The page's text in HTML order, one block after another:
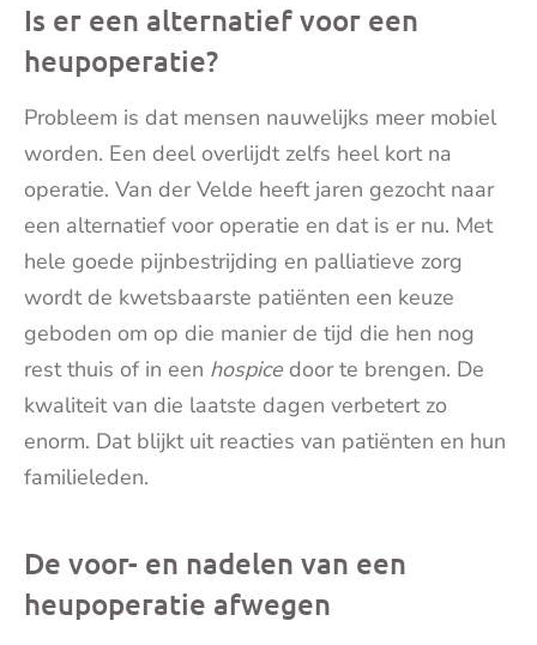
Is er een alternatief voor een
heupoperatie?
Probleem is dat mensen nauwelijks meer mobiel
worden. Een deel overlijdt zelfs heel kort na
operatie. Van der Velde heeft jaren gezocht naar
een alternatief voor operatie en dat is er nu. Met
hele goede pijnbestrijding en palliatieve zorg
wordt de kwetsbaarste patiënten een keuze
geboden om op die manier de tijd die hen nog
rest thuis of in een hospice door te brengen. De
kwaliteit van die laatste dagen verbetert zo
enorm. Dat blijkt uit reacties van patiënten en hun
familieleden.
De voor- en nadelen van een
heupoperatie afwegen